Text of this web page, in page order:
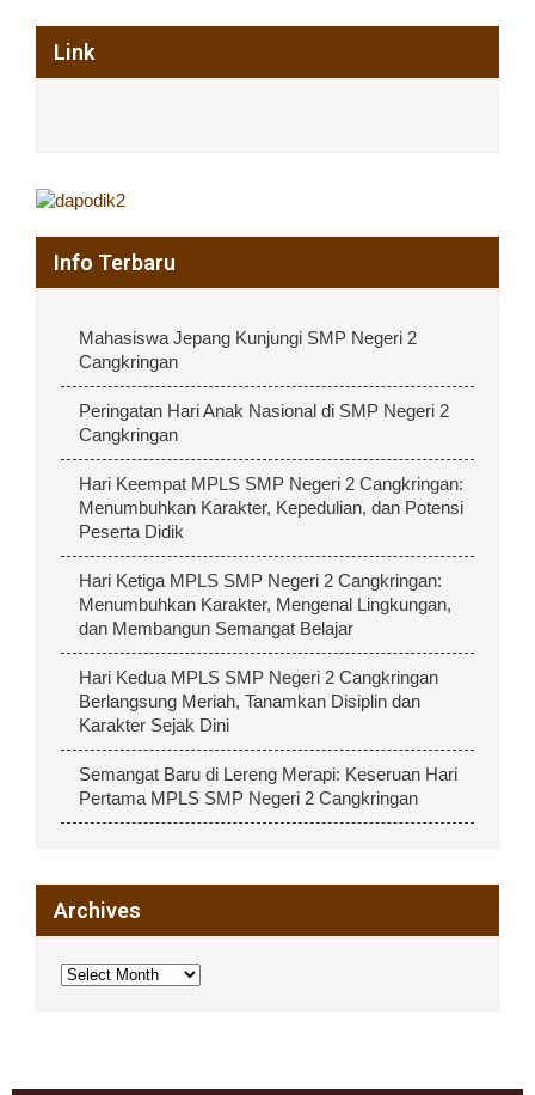
Link
Info Terbaru
Mahasiswa Jepang Kunjungi SMP Negeri 2
Cangkringan
Peringatan Hari Anak Nasional di SMP Negeri 2
Cangkringan
Hari Keempat MPLS SMP Negeri 2 Cangkringan:
Menumbuhkan Karakter, Kepedulian, dan Potensi
Peserta Didik
Hari Ketiga MPLS SMP Negeri 2 Cangkringan:
Menumbuhkan Karakter, Mengenal Lingkungan,
dan Membangun Semangat Belajar
Hari Kedua MPLS SMP Negeri 2 Cangkringan
Berlangsung Meriah, Tanamkan Disiplin dan
Karakter Sejak Dini
Semangat Baru di Lereng Merapi: Keseruan Hari
Pertama MPLS SMP Negeri 2 Cangkringan
Archives
Archives